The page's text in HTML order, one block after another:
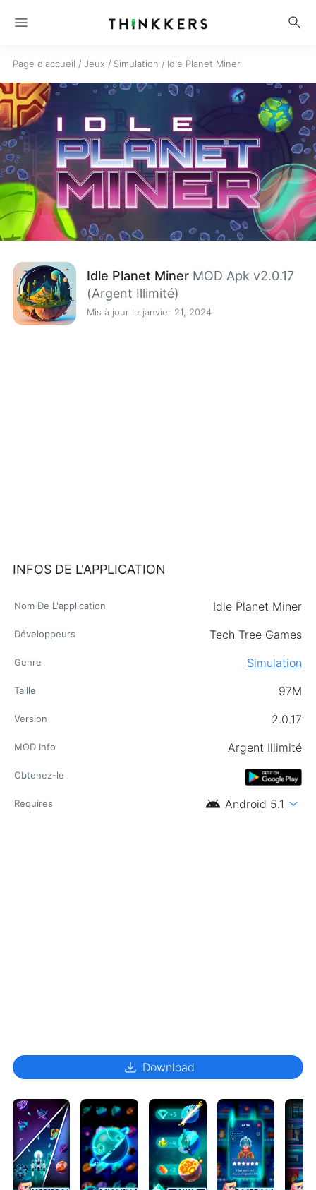
menu search
Page d'accueil / Jeux / Simulation / Idle Planet Miner
Idle Planet MinerMOD Apk v2.0.17
(Argent Illimité)
Mis à jour le janvier 21, 2024
INFOS DE L'APPLICATION
Nom De L'application Idle Planet Miner
Développeurs Tech Tree Games
Genre Simulation
Taille 97M
Version 2.0.17
MOD Info Argent Illimité
Obtenez-le
Requires android Android 5.1 expand_more
download Download